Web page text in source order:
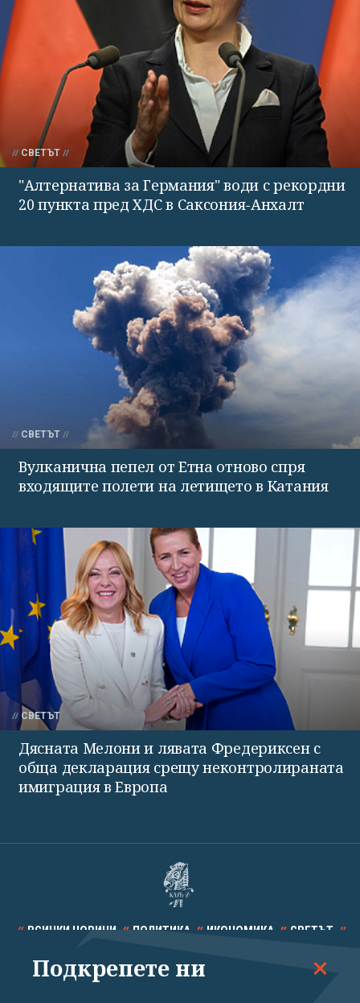
СВЕТЪТ
"Алтернатива за Германия" води с рекордни
20 пункта пред ХДС в Саксония-Анхалт
СВЕТЪТ
Вулканична пепел от Етна отново спря
входящите полети на летището в Катания
СВЕТЪТ
Дясната Мелони и лявата Фредериксен с
обща декларация срещу неконтролираната
имиграция в Европа
ВСИЧКИ НОВИНИ ПОЛИТИКА ИКОНОМИКА СВЕТЪТ
СПОРТ КУЛТУРА ТЕХНОЛОГИИ КАЛЕЙДОСКОП
Подкрепете ни